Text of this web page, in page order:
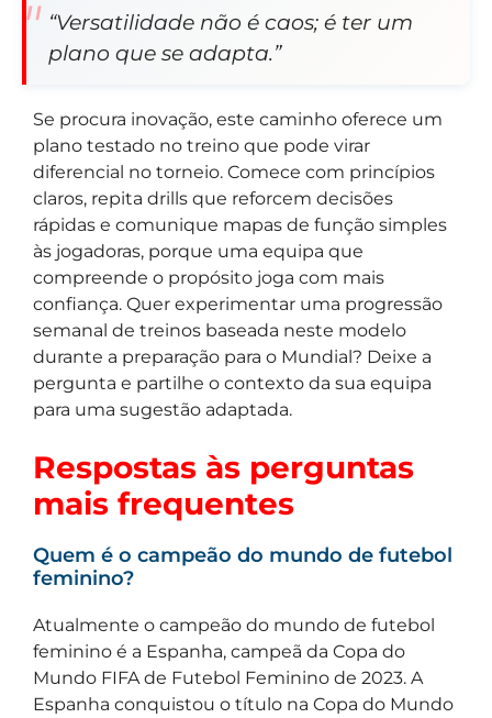
“Versatilidade não é caos; é ter um
plano que se adapta.”
Se procura inovação, este caminho oferece um
plano testado no treino que pode virar
diferencial no torneio. Comece com princípios
claros, repita drills que reforcem decisões
rápidas e comunique mapas de função simples
às jogadoras, porque uma equipa que
compreende o propósito joga com mais
confiança. Quer experimentar uma progressão
semanal de treinos baseada neste modelo
durante a preparação para o Mundial? Deixe a
pergunta e partilhe o contexto da sua equipa
para uma sugestão adaptada.
Respostas às perguntas
mais frequentes
Quem é o campeão do mundo de futebol
feminino?
Atualmente o campeão do mundo de futebol
feminino é a Espanha, campeã da Copa do
Mundo FIFA de Futebol Feminino de 2023. A
Espanha conquistou o título na Copa do Mundo